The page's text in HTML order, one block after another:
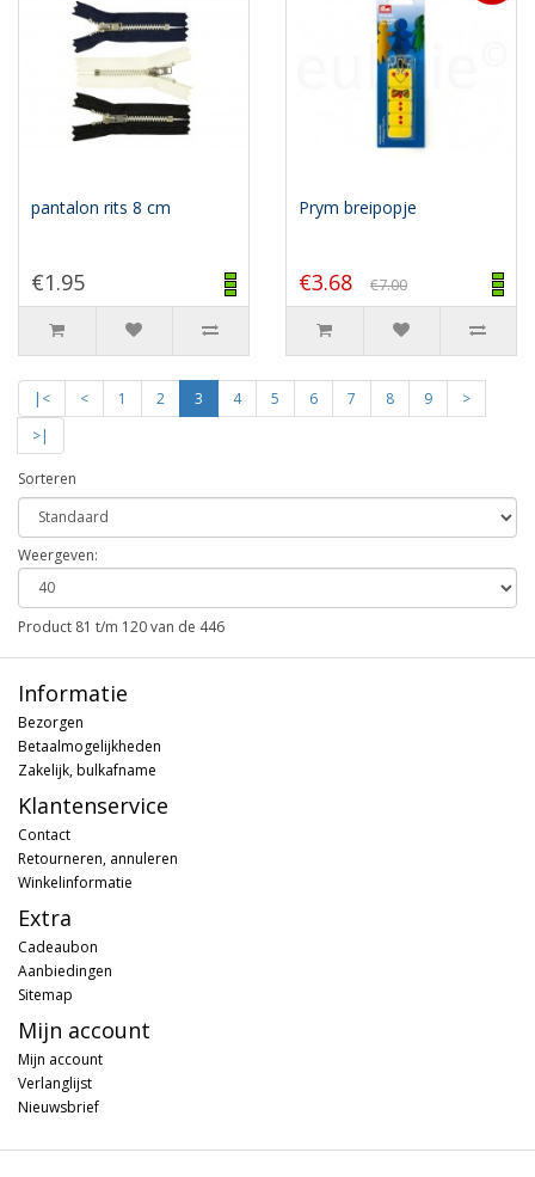
pantalon rits 8 cm
€1.95
Prym breipopje
€3.68 €7.00
|< < 1 2 3 4 5 6 7 8 9
>
>|
Sorteren
Weergeven:
Product 81 t/m 120 van de 446
Informatie
Bezorgen
Betaalmogelijkheden
Zakelijk, bulkafname
Klantenservice
Contact
Retourneren, annuleren
Winkelinformatie
Extra
Cadeaubon
Aanbiedingen
Sitemap
Mijn account
Mijn account
Verlanglijst
Nieuwsbrief